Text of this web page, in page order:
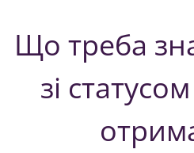
Що треба
зі